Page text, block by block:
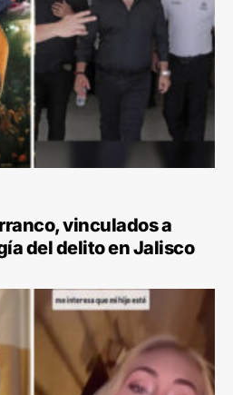
vinculados a
del delito en Jalisco